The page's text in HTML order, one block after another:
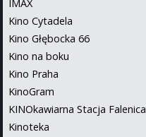
IMAX
Kino Cytadela
Kino Głębocka 66
Kino na boku
Kino Praha
KinoGram
KINOkawiarna Stacja Falenica
Kinoteka